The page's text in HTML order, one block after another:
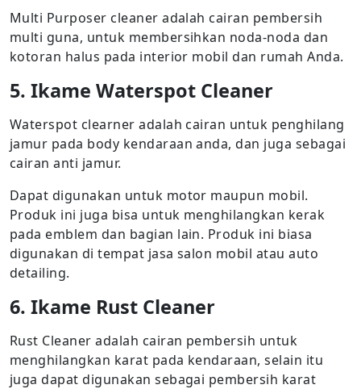
Multi Purposer cleaner adalah cairan pembersih
multi guna, untuk membersihkan noda-noda dan
kotoran halus pada interior mobil dan rumah Anda.
5. Ikame Waterspot Cleaner
Waterspot clearner adalah cairan untuk penghilang
jamur pada body kendaraan anda, dan juga sebagai
cairan anti jamur.
Dapat digunakan untuk motor maupun mobil.
Produk ini juga bisa untuk menghilangkan kerak
pada emblem dan bagian lain. Produk ini biasa
digunakan di tempat jasa salon mobil atau auto
detailing.
6. Ikame Rust Cleaner
Rust Cleaner adalah cairan pembersih untuk
menghilangkan karat pada kendaraan, selain itu
juga dapat digunakan sebagai pembersih karat